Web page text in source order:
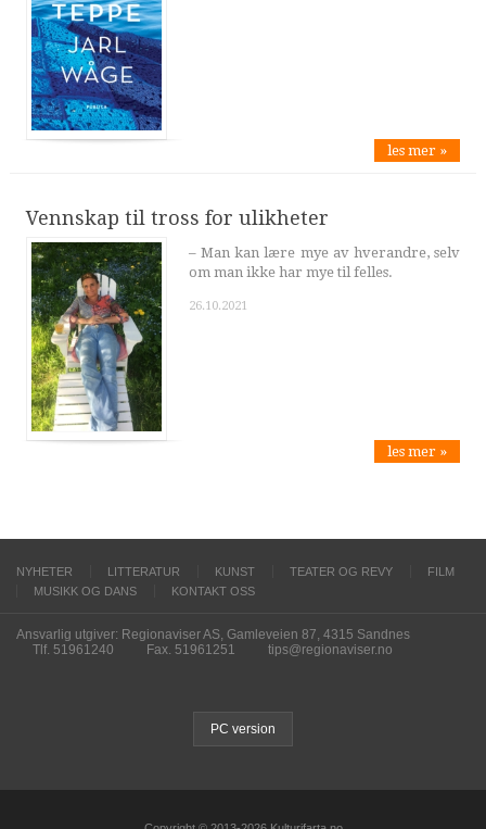
les mer »
Vennskap til tross for ulikheter
– Man kan lære mye av hverandre, selv
om man ikke har mye til felles.
26.10.2021
les mer »
NYHETER LITTERATUR KUNST TEATER OG REVY
FILM
MUSIKK OG DANS
KONTAKT OSS
Ansvarlig utgiver: Regionaviser AS, Gamleveien 87, 4315 Sandnes
Tlf. 51961240
Fax. 51961251 tips@regionaviser.no
PC version